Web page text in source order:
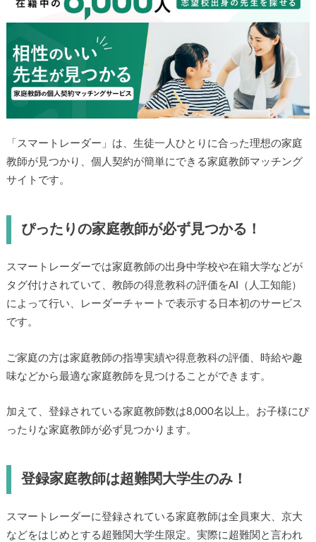
「スマートレーダー」は、生徒一人ひとりに合った理想の家庭
教師が見つかり、個人契約が簡単にできる家庭教師マッチング
サイトです。
ぴったりの家庭教師が必ず見つかる！
スマートレーダーでは家庭教師の出身中学校や在籍大学などが
タグ付けされていて、教師の得意教科の評価をAI（人工知能）
によって行い、レーダーチャートで表示する日本初のサービス
です。
ご家庭の方は家庭教師の指導実績や得意教科の評価、時給や趣
味などから最適な家庭教師を見つけることができます。
加えて、登録されている家庭教師数は8,000名以上。お子様にぴ
ったりな家庭教師が必ず見つかります。
登録家庭教師は超難関大学生のみ！
スマートレーダーに登録されている家庭教師は全員東大、京大
などをはじめとする超難関大学生限定。実際に超難関と言われ